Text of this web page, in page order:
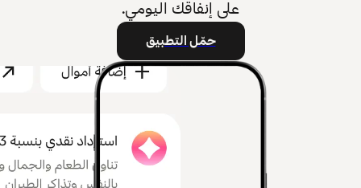
على إنفاقك اليومي.
حمّل التطبيق